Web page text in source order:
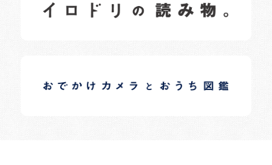
日常の様子など随時更新中です。
日常の様子など随時更新中です。